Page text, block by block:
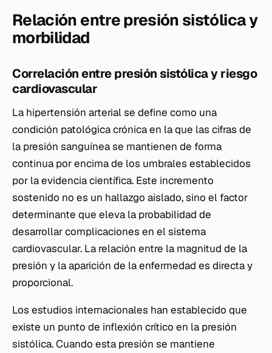
Relación entre presión sistólica y
morbilidad
Correlación entre presión sistólica y riesgo
cardiovascular
La hipertensión arterial se define como una
condición patológica crónica en la que las cifras de
la presión sanguínea se mantienen de forma
continua por encima de los umbrales establecidos
por la evidencia científica. Este incremento
sostenido no es un hallazgo aislado, sino el factor
determinante que eleva la probabilidad de
desarrollar complicaciones en el sistema
cardiovascular. La relación entre la magnitud de la
presión y la aparición de la enfermedad es directa y
proporcional.
Los estudios internacionales han establecido que
existe un punto de inflexión crítico en la presión
sistólica. Cuando esta presión se mantiene